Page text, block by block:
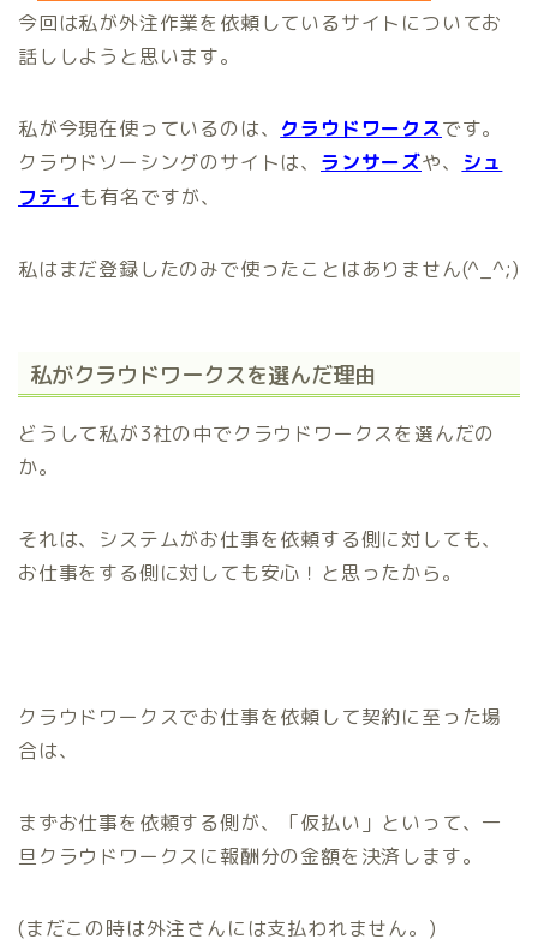
今回は私が外注作業を依頼しているサイトについてお
話ししようと思います。
私が今現在使っているのは、 クラウドワークスです。
クラウドソーシングのサイトは、 ランサーズや、
シュ
フティも有名ですが、
私はまだ登録したのみで使ったことはありません(^_^;)
私がクラウドワークスを選んだ理由
どうして私が3社の中でクラウドワークスを選んだの
か。
それは、 システムがお仕事を依頼する側に対しても、
お仕事をする側に対しても安心！ と思ったから。
クラウドワークスでお仕事を依頼して契約に至った場
合は、
まずお仕事を依頼する側が、 「仮払い」 といって、一
旦クラウドワークスに報酬分の金額を決済します。
(まだこの時は外注さんには支払われません。)